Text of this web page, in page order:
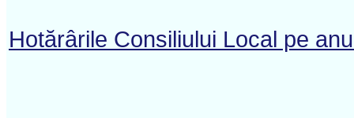
Hotărârile Consiliului Local pe